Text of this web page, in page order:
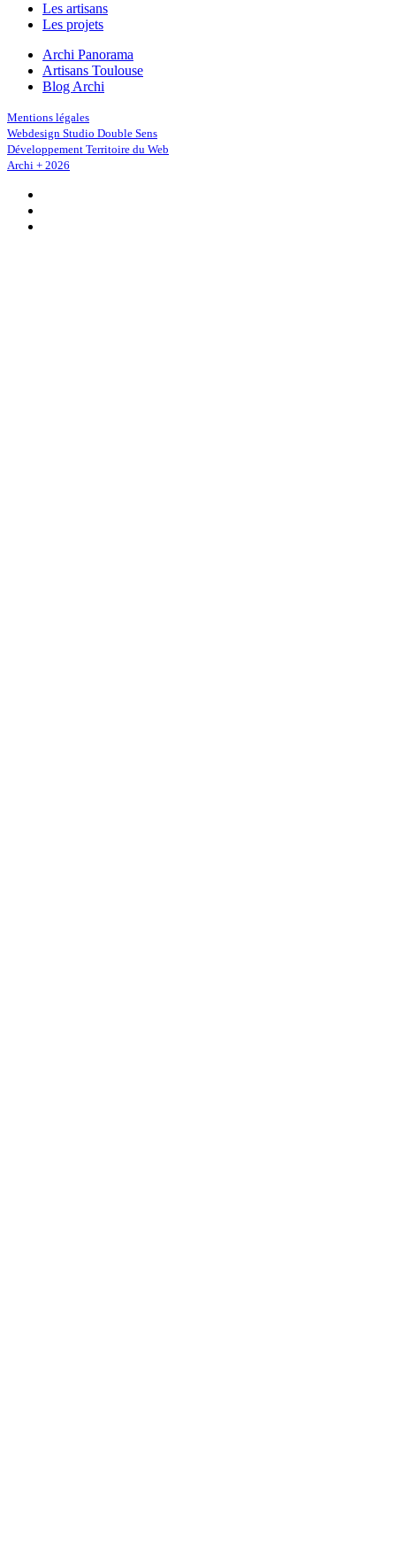
Les artisans
Les projets
Archi Panorama
Artisans Toulouse
Blog Archi
Mentions légales
Webdesign Studio Double Sens
Développement Territoire du Web
Archi + 2026